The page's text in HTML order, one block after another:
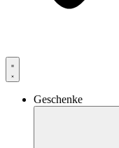
Geschenke